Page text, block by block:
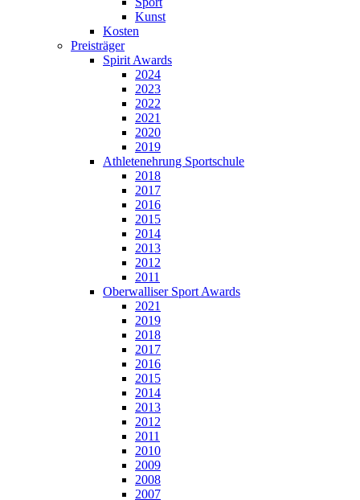
Kunst
Kosten
Preisträger
Spirit Awards
2024
2023
2022
2021
2020
2019
Athletenehrung Sportschule
2018
2017
2016
2015
2014
2013
2012
2011
Oberwalliser Sport Awards
2021
2019
2018
2017
2016
2015
2014
2013
2012
2011
2010
2009
2008
2007